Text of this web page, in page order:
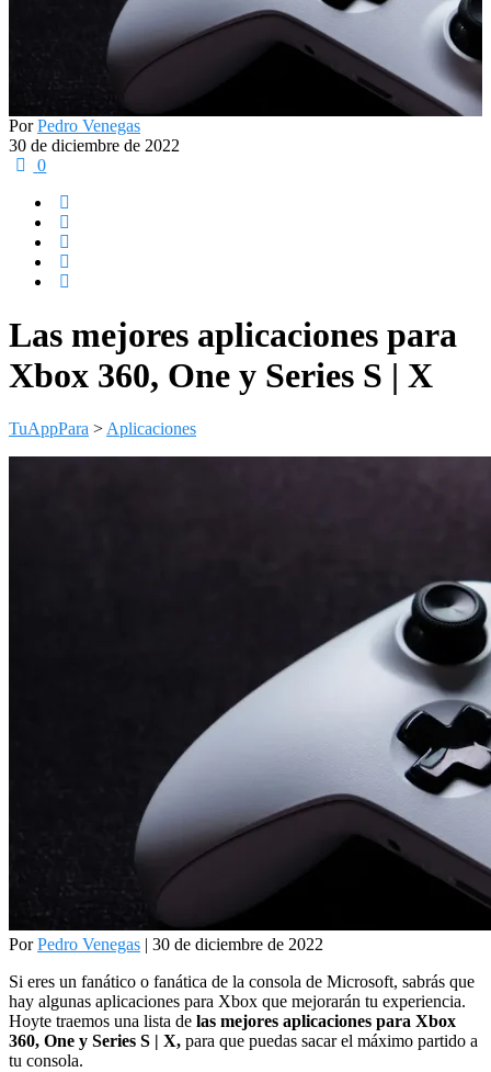
PorPedro Venegas
30 de diciembre de 2022
0
Las mejores aplicaciones para
Xbox 360, One y Series S | X
TuAppPara > Aplicaciones
PorPedro Venegas | 30 de diciembre de 2022
Si eres un fanático o fanática de la consola de Microsoft, sabrás que
hay algunas aplicaciones para Xbox que mejorarán tu experiencia.
Hoyte traemos una lista de las mejores aplicaciones para Xbox
360, One y Series S | X, para que puedas sacar el máximo partido a
tu consola.